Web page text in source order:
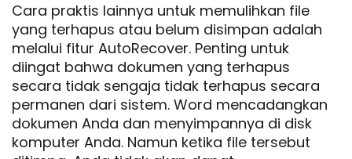
Cara praktis lainnya untuk memulihkan file
yang terhapus atau belum disimpan adalah
melalui fitur AutoRecover. Penting untuk
diingat bahwa dokumen yang terhapus
secara tidak sengaja tidak terhapus secara
permanen dari sistem. Word mencadangkan
dokumen Anda dan menyimpannya di disk
komputer Anda. Namun ketika file tersebut